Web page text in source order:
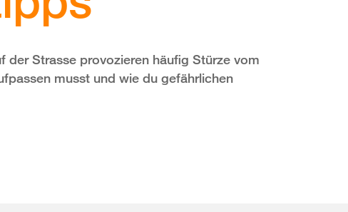
der Strasse provozieren häufig Stürze vom
musst und wie du gefährlichen